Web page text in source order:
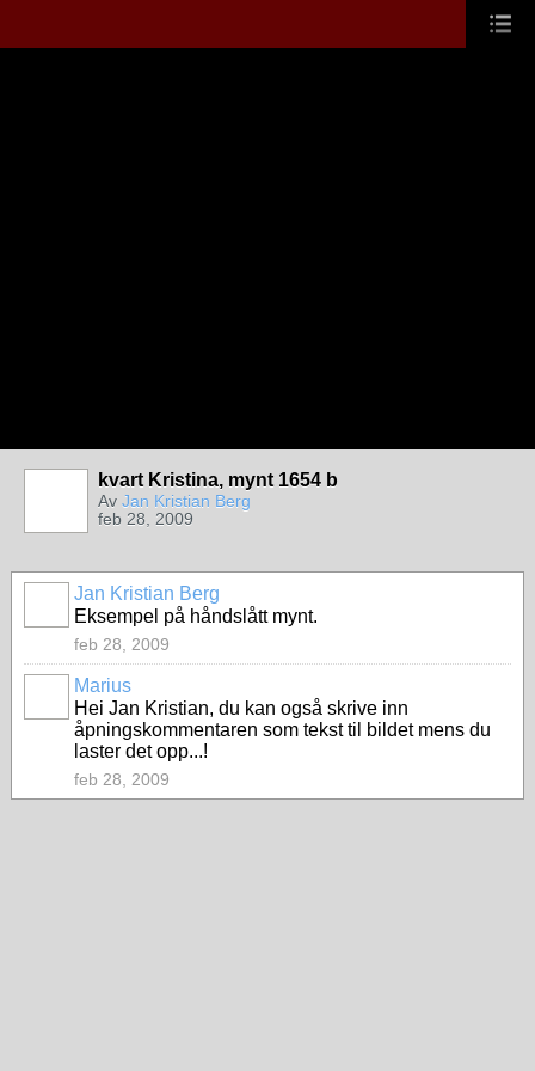
kvart Kristina, mynt 1654 b
Av Jan Kristian Berg
feb 28, 2009
Jan Kristian Berg
Eksempel på håndslått mynt.
feb 28, 2009
Marius
Hei Jan Kristian, du kan også skrive inn
åpningskommentaren som tekst til bildet mens du
laster det opp...!
feb 28, 2009